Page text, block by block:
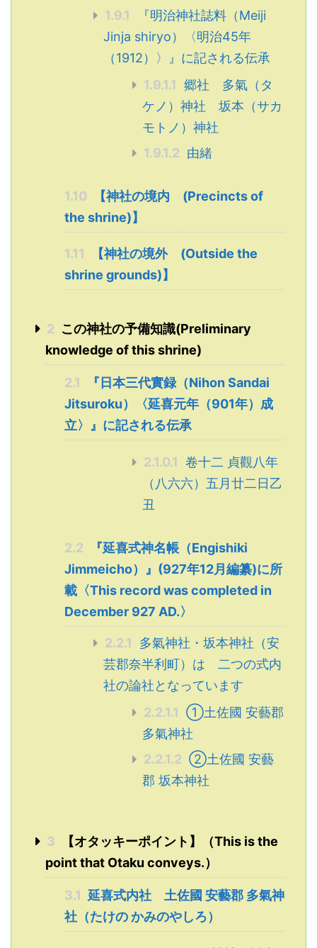
1.9.1
『明治神社誌料（Meiji
Jinja shiryo）〈明治45年
（1912）〉』に記される伝承
1.9.1.1
郷社 多氣（タ
ケノ）神社 坂本（サカ
モトノ）神社
1.9.1.2 由緒
1.10
【神社の境内 (Precincts of
the shrine)】
1.11
【神社の境外 (Outside the
shrine grounds)】
2 この神社の予備知識(Preliminary
knowledge of this shrine)
2.1
『日本三代實録（Nihon Sandai
Jitsuroku）〈延喜元年（901年）成
立〉』に記される伝承
2.1.0.1
卷十二 貞觀八年
（八六六）五月廿二日乙
丑
2.2
『延喜式神名帳（Engishiki
Jimmeicho）』(927年12月編纂)に所
載〈This record was completed in
December 927 AD.〉
2.2.1
多氣神社・坂本神社（安
芸郡奈半利町）は 二つの式内
社の論社となっています
2.2.1.1
①土佐國 安藝郡
多氣神社
2.2.1.2 ②土佐國 安藝
郡 坂本神社
3
【オタッキーポイント】（This is the
point that Otaku conveys.）
3.1 延喜式内社 土佐國 安藝郡 多氣神
社（たけの かみのやしろ）